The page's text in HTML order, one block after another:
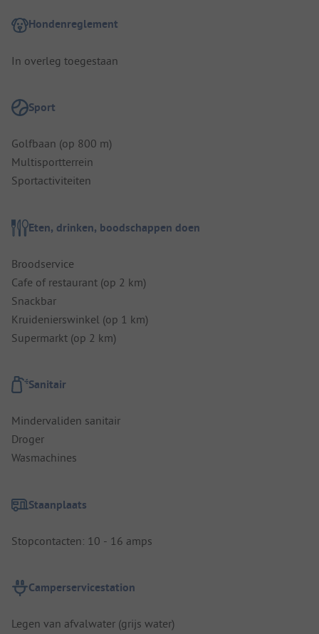
Hondenreglement
In overleg toegestaan
Sport
Golfbaan (op 800 m)
Multisportterrein
Sportactiviteiten
Eten, drinken, boodschappen doen
Broodservice
Cafe of restaurant (op 2 km)
Snackbar
Kruidenierswinkel (op 1 km)
Supermarkt (op 2 km)
Sanitair
Mindervaliden sanitair
Droger
Wasmachines
Staanplaats
Stopcontacten: 10 - 16 amps
Camperservicestation
Legen van afvalwater (grijs water)